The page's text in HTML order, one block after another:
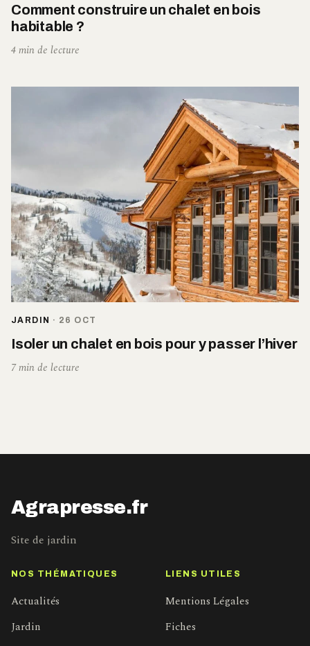
Comment construire un chalet en bois
habitable ?
4 min de lecture
JARDIN · 26 OCT
Isoler un chalet en bois pour y passer l’hiver
7 min de lecture
Agrapresse.fr
Site de jardin
NOS THÉMATIQUES
Actualités
Jardin
LIENS UTILES
Mentions Légales
Fiches